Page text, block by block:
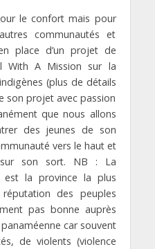
le confort mais pour
communautés et
place d’un projet de
With A Mission sur la
(plus de détails
son projet avec passion
que nous allons
des jeunes de son
vers le haut et
sur son sort. NB : La
est la province la plus
des peuples
pas bonne auprès
car souvent
de violents (violence